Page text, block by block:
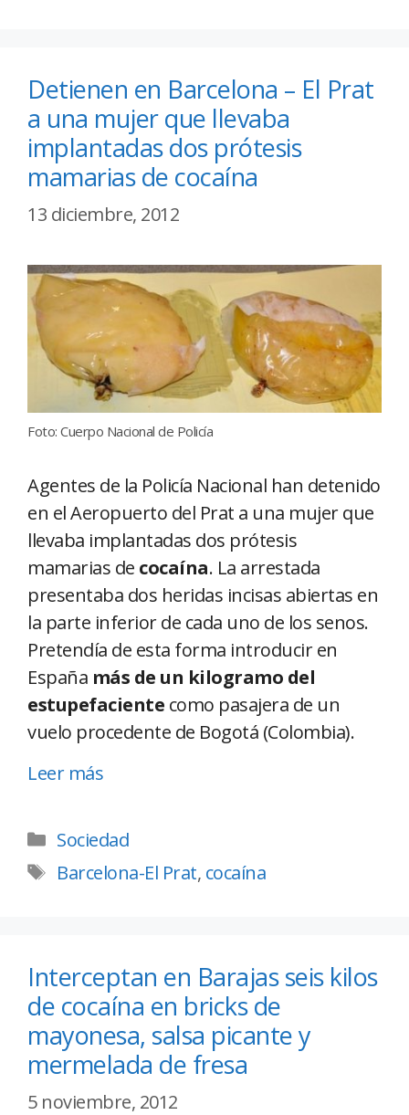
Detienen en Barcelona – El Prat
a una mujer que llevaba
implantadas dos prótesis
mamarias de cocaína
13 diciembre, 2012
Foto: Cuerpo Nacional de Policía
Agentes de la Policía Nacional han detenido
en el Aeropuerto del Prat a una mujer que
llevaba implantadas dos prótesis
mamarias de cocaína. La arrestada
presentaba dos heridas incisas abiertas en
la parte inferior de cada uno de los senos.
Pretendía de esta forma introducir en
España más de un kilogramo del
estupefaciente como pasajera de un
vuelo procedente de Bogotá (Colombia).
Leer más
Sociedad
Barcelona-El Prat, cocaína
Interceptan en Barajas seis kilos
de cocaína en bricks de
mayonesa, salsa picante y
mermelada de fresa
5 noviembre, 2012